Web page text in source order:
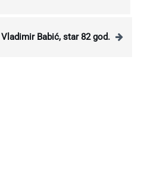
Vladimir Babić, star 82 god.